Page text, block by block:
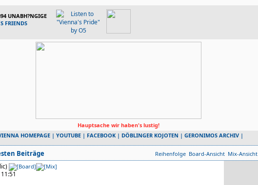
UNABH?NGIGE
FRIENDS
Hauptsache wir haben's lustig!
HOMEPAGE | YOUTUBE | FACEBOOK | DÖBLINGER KOJOTEN | GERONIMOS ARCHIV |
Beiträge Reihenfolge Board-Ansicht Mix-Ansicht